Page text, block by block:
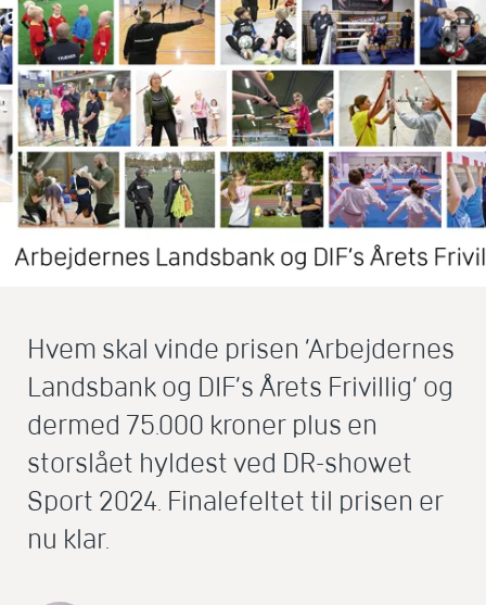
Hvem skal vinde prisen ’Arbejdernes
Landsbank og DIF’s Årets Frivillig’ og
dermed 75.000 kroner plus en
storslået hyldest ved DR-showet
Sport 2024. Finalefeltet til prisen er
nu klar.